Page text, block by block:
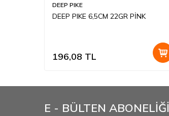
DEEP PIKE
DEEP PIKE 6,5CM 22GR PİNK
196,08 TL
E - BÜLTEN ABONELİĞİ